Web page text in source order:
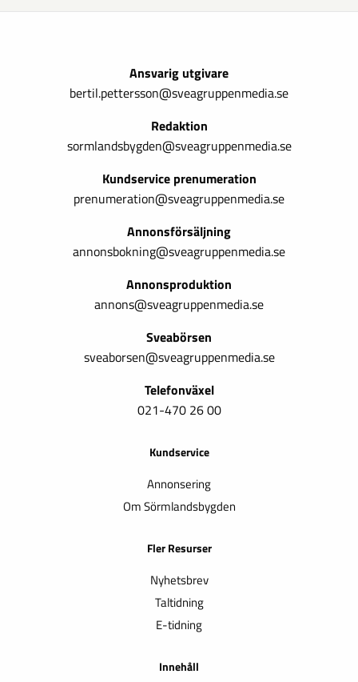
Ansvarig utgivare
bertil.pettersson@sveagruppenmedia.se
Redaktion
sormlandsbygden@sveagruppenmedia.se
Kundservice prenumeration
prenumeration@sveagruppenmedia.se
Annonsförsäljning
annonsbokning@sveagruppenmedia.se
Annonsproduktion
annons@sveagruppenmedia.se
Sveabörsen
sveaborsen@sveagruppenmedia.se
Telefonväxel
021-470 26 00
Kundservice
Annonsering
Om Sörmlandsbygden
Fler Resurser
Nyhetsbrev
Taltidning
E-tidning
Innehåll